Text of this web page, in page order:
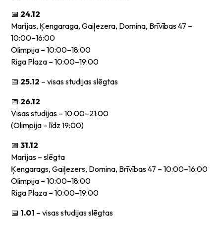
📅 24.12
Marijas, Ķengaraga, Gaiļezera, Domina, Brīvības 47 –
10:00–16:00
Olimpija – 10:00–18:00
Riga Plaza – 10:00–19:00
📅 25.12 – visas studijas slēgtas
📅 26.12
Visas studijas – 10:00–21:00
(Olimpija – līdz 19:00)
📅31.12
Marijas – slēgta
Ķengarags, Gaiļezers, Domina, Brīvības 47 – 10:00–16:00
Olimpija – 10:00–18:00
Riga Plaza – 10:00–19:00
📅 1.01 – visas studijas slēgtas